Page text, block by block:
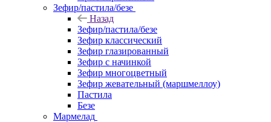
Зефир/пастила/безе
Назад
Зефир/пастила/безе
Зефир классический
Зефир глазированный
Зефир с начинкой
Зефир многоцветный
Зефир жевательный (маршмеллоу)
Пастила
Безе
Мармелад